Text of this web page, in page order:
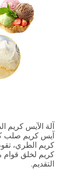
آلة الآيس كريم
آيس كريم صلب
كريم الطري،
كريم لخلق قوام
التقديم.